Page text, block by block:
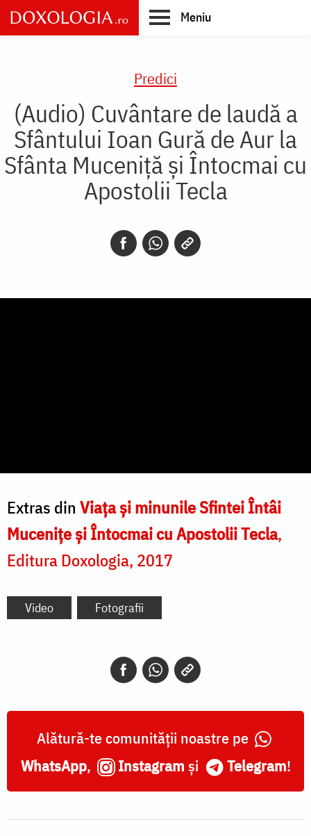
Skip
to
main
Meniu
Predici
(Audio) Cuvântare de laudă a
Sfântului Ioan Gură de Aur la
Sfânta Muceniță și Întocmai cu
Apostolii Tecla
Extras din Viața și minunile Sfintei Întâi
Mucenițe și Întocmai cu Apostolii Tecla,
Editura Doxologia, 2017
Video Fotografii
Alătură-te comunității noastre pe
WhatsApp, Instagram și Telegram!